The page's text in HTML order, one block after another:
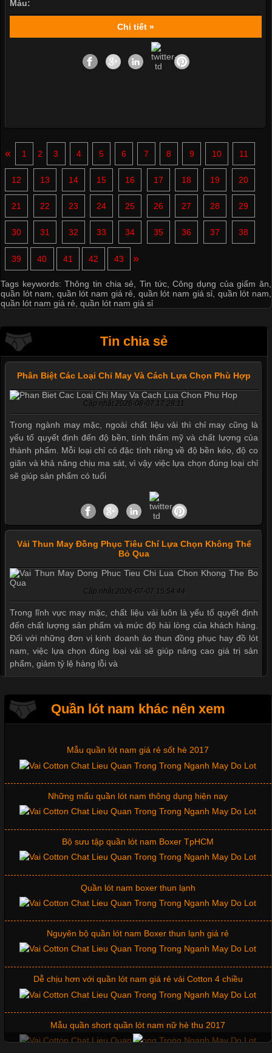
Màu:
Chi tiết »
« 1 2 3 4 5 6 7 8 9 10 11
12 13 14 15 16 17 18 19 20
21 22 23 24 25 26 27 28 29
30 31 32 33 34 35 36 37 38
39 40 41 42 43 »
Tags keywords:Thông tin chia sẻ,Tin tức,Công dụng của giấm ăn,
quần lót nam, quần lót nam giá rẻ, quần lót nam giá sỉ, quần lót nam,
quần lót nam giá rẻ, quần lót nam giá sỉ
Tin chia sẻ
Phân Biệt Các Loại Chỉ May Và Cách Lựa Chọn Phù Hợp
Cập nhật 2026-08-07 17:28:11
Trong ngành may mặc, ngoài chất liệu vải thì chỉ may cũng là
yếu tố quyết định đến độ bền, tính thẩm mỹ và chất lượng của
thành phẩm. Mỗi loại chỉ có đặc tính riêng về độ bền kéo, độ co
giãn và khả năng chịu ma sát, vì vậy việc lựa chọn đúng loại chỉ
sẽ giúp sản phẩm có tuổi
Vải Thun May Đồng Phục Tiêu Chí Lựa Chọn Không Thể
Bỏ Qua
Cập nhật 2026-07-07 15:54:44
Trong lĩnh vực may mặc, chất liệu vải luôn là yếu tố quyết định
đến chất lượng sản phẩm và mức độ hài lòng của khách hàng.
Đối với những đơn vị kinh doanh áo thun đồng phục hay đồ lót
nam, việc lựa chọn đúng loại vải sẽ giúp nâng cao giá trị sản
phẩm, giảm tỷ lệ hàng lỗi và
Áo thun là một trong những trang phục phổ biến nhất hiện nay
nhờ tính tiện dụng, dễ phối đồ và phù hợp với nhiều đối tượng.
quan trọng tạo nên phong cách riêng cho từng sản phẩm. Mỗi
loại cổ áo sẽ mang đến một vẻ đẹp khác
Những Mẫu Áo Thun Đồng Phục Công Ty Được Ưa
Chuộng Hiện Nay
Cập nhật 2026-06-01 14:23:34
Trong môi trường kinh doanh hiện đại, việc xây dựng hình ảnh
chuyên nghiệp đóng vai trò quan trọng đối với sự phát triển của
doanh nghiệp. Một trong những giải pháp hiệu quả được nhiều
đơn vị lựa chọn hiện nay là sử dụng áo thun đồng phục công ty.
Không chỉ giúp tạo sự đồng bộ, áo thun
Quần lót nam khác nên xem
Mẫu quần short quần lót nam nữ hè thu 2017
Thị hiều quần lót nam bơi lội nam và nữ 2017
Xu hướng thời trang trẻ và quần lót nam giá sỉ
Giặt và bảo quản quần lót nam đúng cách
Mẫu quần lót nam giá rẻ sốt hè 2017
Những mẩu quần lót nam thông dụng hiện nay
Bộ sưu tập quần lót nam Boxer TpHCM
Quần lót nam boxer thun lạnh
Nguyên bộ quần lót nam Boxer thun lạnh giá rẻ
Dễ chịu hơn với quần lót nam giá rẻ vải Cotton 4 chiều
Mẫu quần short quần lót nam nữ hè thu 2017